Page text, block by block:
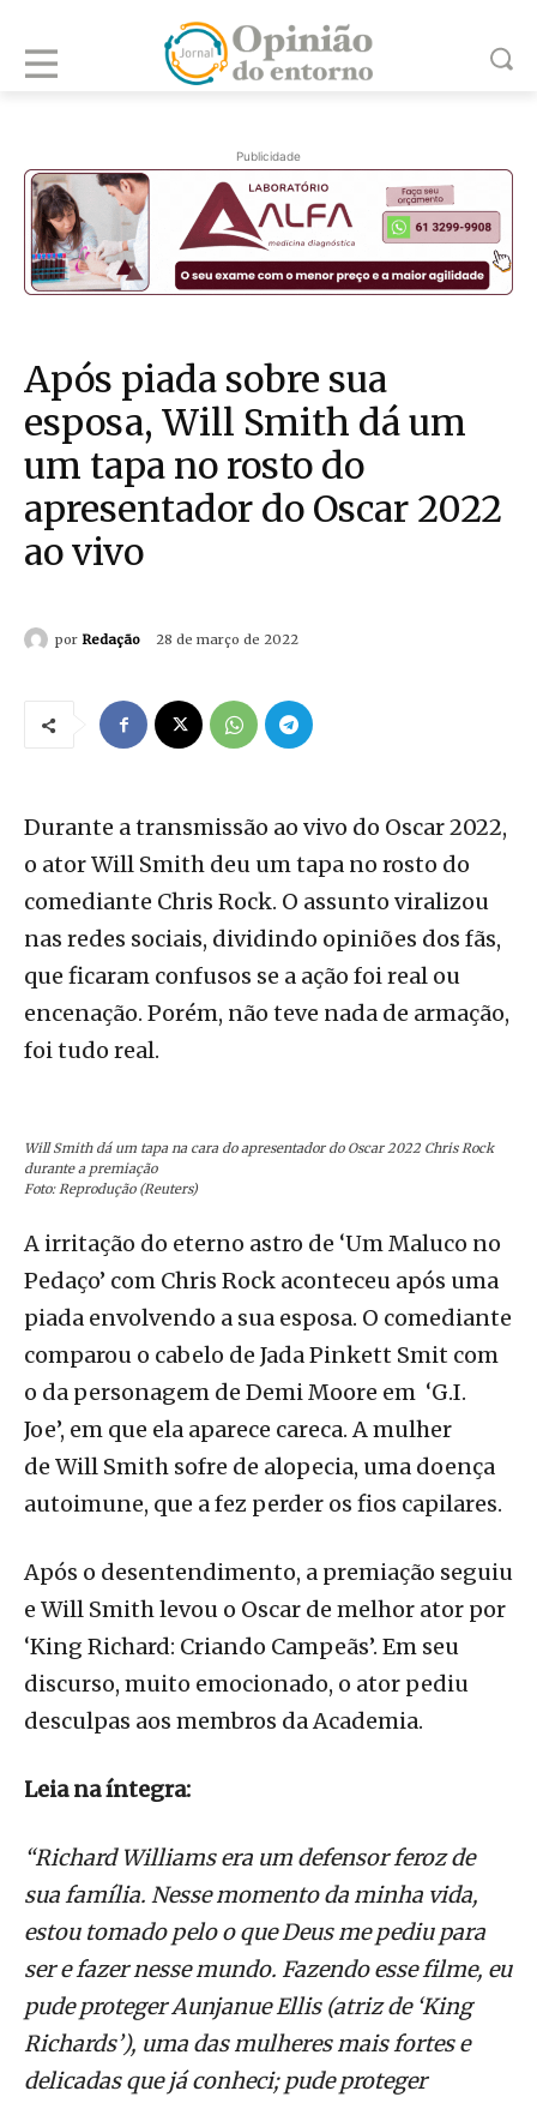
Publicidade
Após piada sobre sua
esposa, Will Smith dá um
um tapa no rosto do
apresentador do Oscar 2022
ao vivo
por Redação 28 de março de 2022
Durante a transmissão ao vivo do Oscar 2022,
o ator Will Smith deu um tapa no rosto do
comediante Chris Rock. O assunto viralizou
nas redes sociais, dividindo opiniões dos fãs,
que ficaram confusos se a ação foi real ou
encenação. Porém, não teve nada de armação,
foi tudo real.
Will Smith dá um tapa na cara do apresentador do Oscar 2022 Chris Rock
durante a premiação
Foto: Reprodução (Reuters)
A irritação do eterno astro de ‘Um Maluco no
Pedaço’ com Chris Rock aconteceu após uma
piada envolvendo a sua esposa. O comediante
comparou o cabelo de Jada Pinkett Smit com
o da personagem de Demi Moore em ‘G.I.
Joe’, em que ela aparece careca. A mulher
de Will Smith sofre de alopecia, uma doença
autoimune, que a fez perder os fios capilares.
Após o desentendimento, a premiação seguiu
e Will Smith levou o Oscar de melhor ator por
‘King Richard: Criando Campeãs’. Em seu
discurso, muito emocionado, o ator pediu
desculpas aos membros da Academia.
Leia na íntegra:
“Richard Williams era um defensor feroz de
sua família. Nesse momento da minha vida,
estou tomado pelo o que Deus me pediu para
ser e fazer nesse mundo. Fazendo esse filme, eu
pude proteger Aunjanue Ellis (atriz de ‘King
Richards’), uma das mulheres mais fortes e
delicadas que já conheci; pude proteger